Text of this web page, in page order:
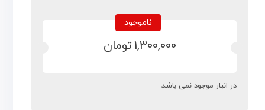
ناموجود
1,300,000 تومان
در انبار موجود نمی باشد